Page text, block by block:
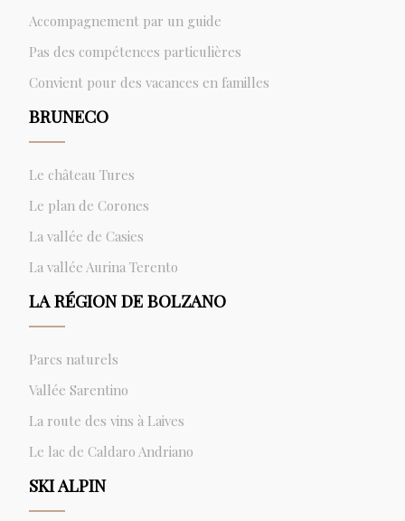
Accompagnement par un guide
Pas des compétences particulières
Convient pour des vacances en familles
BRUNECO
Le château Tures
Le plan de Corones
La vallée de Casies
La vallée Aurina Terento
LA RÉGION DE BOLZANO
Parcs naturels
Vallée Sarentino
La route des vins à Laives
Le lac de Caldaro Andriano
SKI ALPIN